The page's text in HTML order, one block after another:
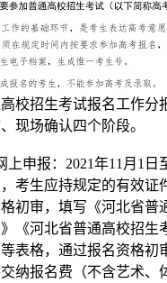
校招生考试报名工作分
现场确认四个阶段。
上申报：2021年11月1日
考生应持规定的有效证
初审，填写《河北省普
《河北省普通高校招生
表格，通过报名资格初
纳报名费（不含艺术、